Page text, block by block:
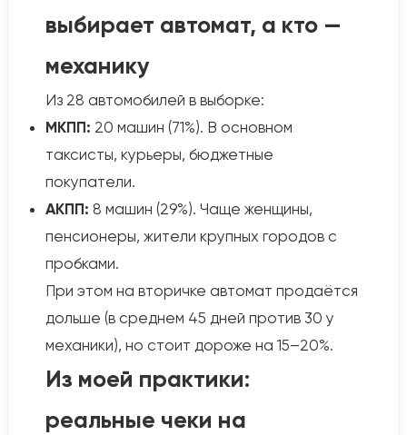
выбирает автомат, а кто —
механику
Из 28 автомобилей в выборке:
МКПП: 20 машин (71%). В основном
таксисты, курьеры, бюджетные
покупатели.
АКПП: 8 машин (29%). Чаще женщины,
пенсионеры, жители крупных городов с
пробками.
При этом на вторичке автомат продаётся
дольше (в среднем 45 дней против 30 у
механики), но стоит дороже на 15–20%.
Из моей практики:
реальные чеки на